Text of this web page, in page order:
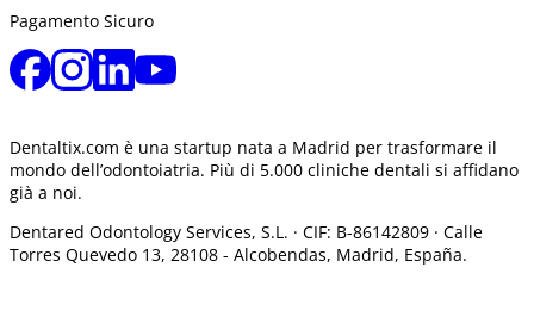
Pagamento Sicuro
Dentaltix.com è una startup nata a Madrid per trasformare il
mondo dell’odontoiatria. Più di 5.000 cliniche dentali si affidano
già a noi.
Dentared Odontology Services, S.L. · CIF: B-86142809 · Calle
Torres Quevedo 13, 28108 - Alcobendas, Madrid, España.